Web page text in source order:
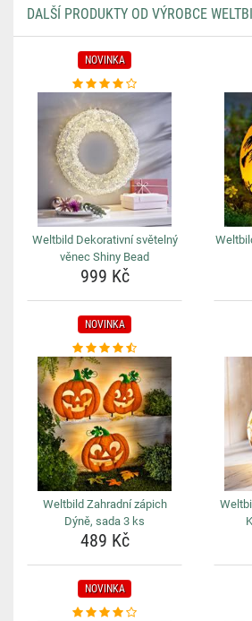
DALŠÍ PRODUKTY OD VÝROBCE
NOVINKA
Weltbild Dekorativní světelný
věnec Shiny Bead
999 Kč
NOVINKA
Weltbild Zahradní zápich
Dýně, sada 3 ks
489 Kč
NOVINKA